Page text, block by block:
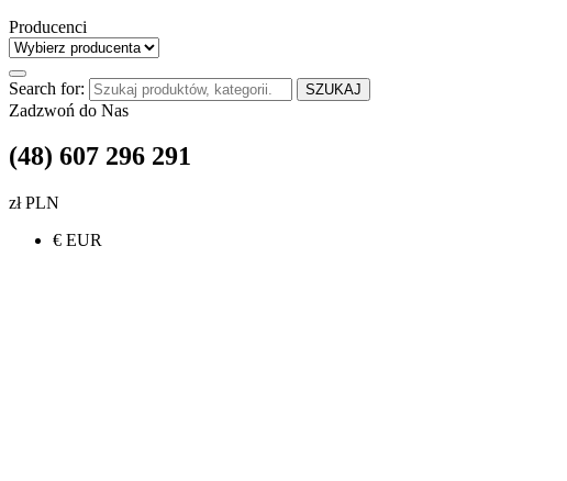
Producenci
Search for: SZUKAJ
Zadzwoń do Nas
(48) 607 296 291
zł PLN
€ EUR